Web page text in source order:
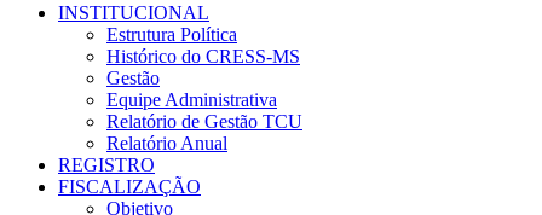
INSTITUCIONAL
Estrutura Política
Histórico do CRESS-MS
Gestão
Equipe Administrativa
Relatório de Gestão TCU
Relatório Anual
REGISTRO
FISCALIZAÇÃO
Objetivo